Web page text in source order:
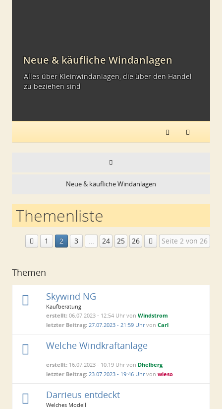
Neue & käufliche Windanlagen
Alles über Kleinwindanlagen, die über den Handel
zu beziehen sind
Neue & käufliche Windanlagen
Themenliste
1 2 3 … 24 25 26 Seite 2 von 26
Themen
Skywind NG
Kaufberatung
erstellt: 06.07.2023 - 12:54 Uhr vonWindstrom
letzter Beitrag: 27.07.2023 - 21:59 UhrvonCarl
Welche Windkraftanlage
erstellt: 16.07.2023 - 10:19 Uhr von Dhelberg
letzter Beitrag: 23.07.2023 - 19:46 Uhrvonwieso
Darrieus entdeckt
Welches Modell